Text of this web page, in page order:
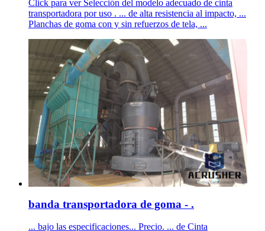
Click para ver Selección del modelo adecuado de cinta
transportadora por uso . ... de alta resistencia al impacto, ...
Planchas de goma con y sin refuerzos de tela, ...
banda transportadora de goma - .
... bajo las especificaciones... Precio. ... de Cinta